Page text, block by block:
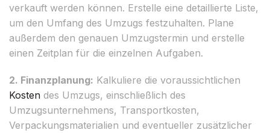
verkauft werden können. Erstelle eine detaillierte Liste,
um den Umfang des Umzugs festzuhalten. Plane
außerdem den genauen Umzugstermin und erstelle
einen Zeitplan für die einzelnen Aufgaben.
2. Finanzplanung: Kalkuliere die voraussichtlichen
Kosten des Umzugs, einschließlich des
Umzugsunternehmens, Transportkosten,
Verpackungsmaterialien und eventueller zusätzlicher